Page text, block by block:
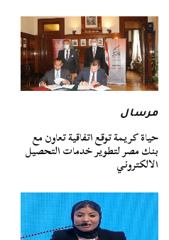
مرسال
حياة كريمة توقع اتفاقية تعاون مع
بنك مصر لتطوير خدمات التحصيل
الالكتروني